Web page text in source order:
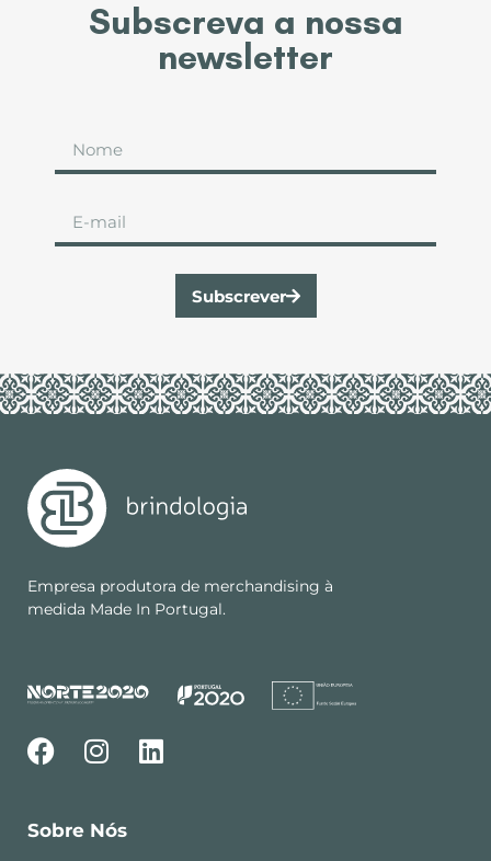
Subscreva a nossa
newsletter
Subscrever
Empresa produtora de merchandising à
medida Made In Portugal.
Sobre Nós